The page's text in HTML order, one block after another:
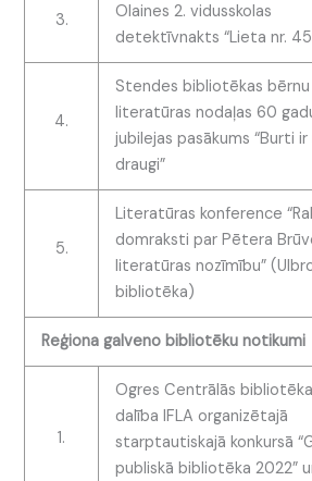
3.
Olaines 2. vidusskolas
detektīvnakts “Lieta nr.
4.
Stendes bibliotēkas bērnu
literatūras nodaļas 60
jubilejas pasākums “Burti ir
draugi”
5.
Literatūras konference
domraksti par Pētera
literatūras nozīmību”
bibliotēka)
Reģiona galveno bibliotēku notikumi
1.
Ogres Centrālās
dalība IFLA organizētajā
starptautiskajā konkursā
publiskā bibliotēka 2022”